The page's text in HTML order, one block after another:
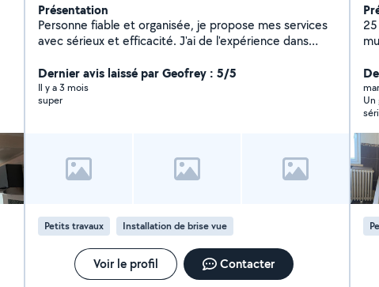
Présentation
Personne fiable et organisée, je propose mes services
avec sérieux et efficacité. J'ai de l'expérience dans
travail propre et soigné.
Dernier avis laissé par Geofrey : 5/5
Il y a 3 mois
super
Petits travaux Installation de brise vue
Voir le profil Contacter
Un